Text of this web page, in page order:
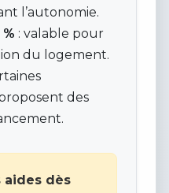
l’autonomie.
: valable pour
du logement.
des
aides dès